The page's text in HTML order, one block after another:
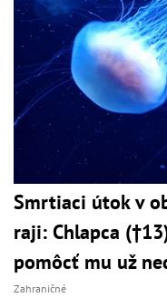
Smrtiaci útok v
raji: Chlapca
pomôcť mu už
Zahraničné